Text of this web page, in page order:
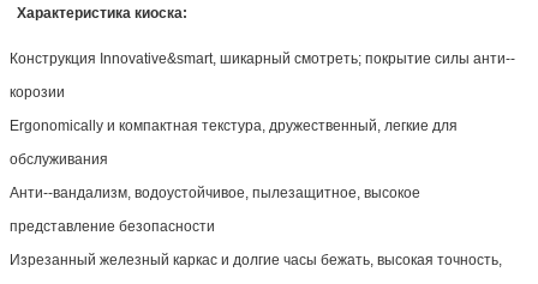
Характеристика киоска:
Конструкция Innovative&smart, шикарный смотреть; покрытие силы анти--
корозии
Ergonomically и компактная текстура, дружественный, легкие для
обслуживания
Анти--вандализм, водоустойчивое, пылезащитное, высокое
представление безопасности
Изрезанный железный каркас и долгие часы бежать, высокая точность,